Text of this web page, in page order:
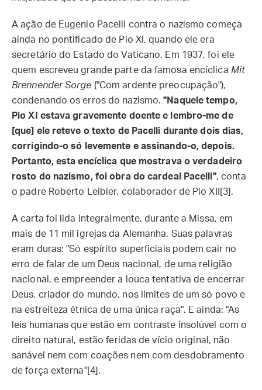
A ação de Eugenio Pacelli contra o nazismo começa
ainda no pontificado de Pio XI, quando ele era
secretário do Estado do Vaticano. Em 1937, foi ele
quem escreveu grande parte da famosa encíclica Mit
Brennender Sorge ("Com ardente preocupação"),
condenando os erros do nazismo."Naquele tempo,
Pio XI estava gravemente doente e lembro-me de
[que] ele reteve o texto de Pacelli durante dois dias,
corrigindo-o só levemente e assinando-o, depois.
Portanto, esta encíclica que mostrava o verdadeiro
rosto do nazismo, foi obra do cardeal Pacelli", conta
o padre Roberto Leibier, colaborador de Pio XII[3].
A carta foi lida integralmente, durante a Missa, em
mais de 11 mil igrejas da Alemanha. Suas palavras
eram duras: "Só espírito superficiais podem cair no
erro de falar de um Deus nacional, de uma religião
nacional, e empreender a louca tentativa de encerrar
Deus, criador do mundo, nos limites de um só povo e
na estreiteza étnica de uma única raça". E ainda: "As
leis humanas que estão em contraste insolúvel com o
direito natural, estão feridas de vício original, não
sanável nem com coações nem com desdobramento
de força externa"[4].